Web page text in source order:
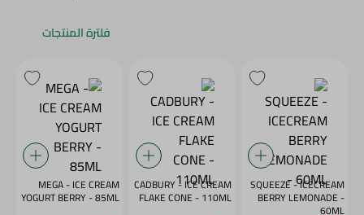
فلترة المنتجات
SQUEEZE - ICECREAM
BERRY LEMONADE -
60ML
CADBURY - ICE CREAM
FLAKE CONE - 110ML
MEGA - ICE CREAM
YOGURT BERRY - 85ML